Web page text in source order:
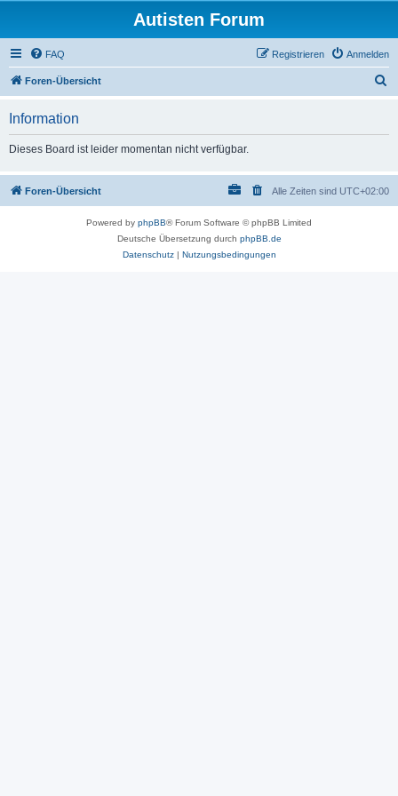
Autisten Forum
FAQ Anmelden
Registrieren
Foren-Übersicht
Information
Dieses Board ist leider momentan nicht verfügbar.
Foren-Übersicht Alle Zeiten sind UTC+02:00
Powered by phpBB® Forum Software © phpBB Limited
Deutsche Übersetzung durch phpBB.de
Datenschutz| Nutzungsbedingungen